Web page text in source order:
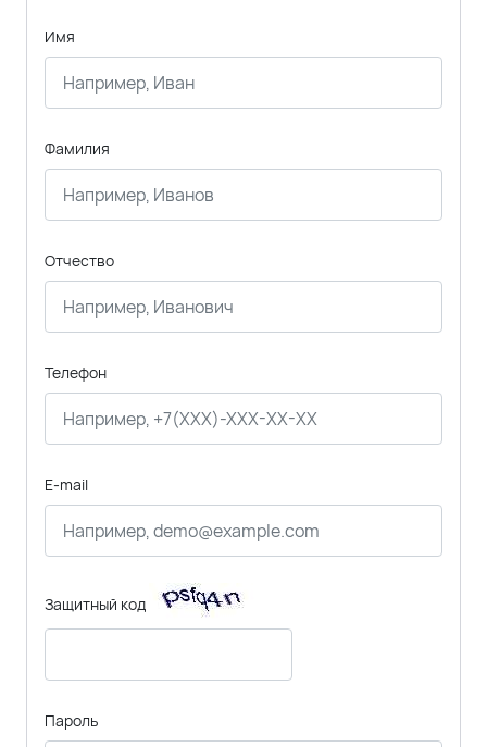
Имя
Фамилия
Отчество
Телефон
E-mail
Защитный код
Пароль